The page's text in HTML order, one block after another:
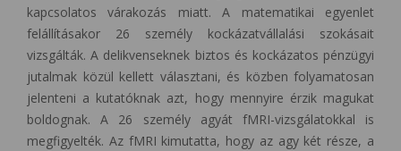
kapcsolatos várakozás miatt. A matematikai egyenlet
felállításakor 26 személy kockázatvállalási szokásait
vizsgálták. A delikvenseknek biztos és kockázatos pénzügyi
jutalmak közül kellett választani, és közben folyamatosan
jelenteni a kutatóknak azt, hogy mennyire érzik magukat
boldognak. A 26 személy agyát fMRI-vizsgálatokkal is
megfigyelték. Az fMRI kimutatta, hogy az agy két része, a